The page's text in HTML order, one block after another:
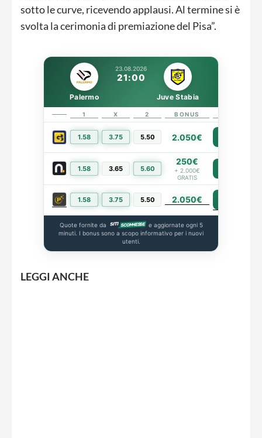
sotto le curve, ricevendo applausi. Al termine si è
svolta la cerimonia di premiazione del Pisa”.
23.08.2026
21:00
Palermo Juve Stabia
1 X 2 BONUS
1.58 3.75 5.50 2.050€
1.58 3.65 5.60
250€
+ 2.000€
GRATIS
1.58 3.75 5.50 2.050€
Quote fornite da
e aggiornate ogni 5
minuti. I bonus sono a scopo informativo per i nuovi
utenti.
LEGGI ANCHE